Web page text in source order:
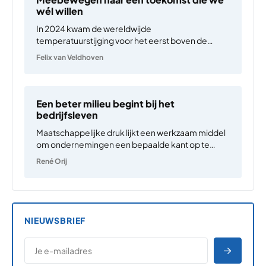
wél willen
In 2024 kwam de wereldwijde
temperatuurstijging voor het eerst boven de
Felix van Veldhoven
Een beter milieu begint bij het
bedrijfsleven
Maatschappelijke druk lijkt een werkzaam middel
om ondernemingen een bepaalde kant op te
laten bewegen, zoals vermindering van uitstoot
van CO2. Maatschappelijke druk op
verlies van maatschappelijk draagvlak voor de
activiteiten van die ondernemingen.…
René Orij
NIEUWSBRIEF
E-MAILADRES
*